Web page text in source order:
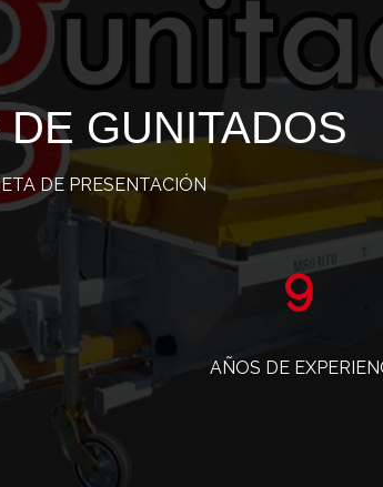
GUNITADOS
DE PRESENTACIÓN
15
AÑOS DE